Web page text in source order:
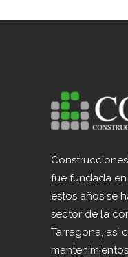
fue fundada
estos años se
sector de la
Tarragona, así